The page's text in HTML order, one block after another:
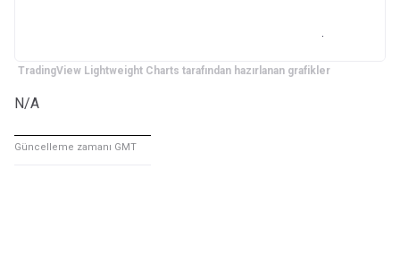
TradingView Lightweight Charts tarafından hazırlanan grafikler
N/A
Güncelleme zamanı GMT